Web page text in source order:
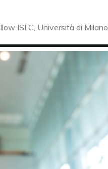
ISLC, Università di Milano